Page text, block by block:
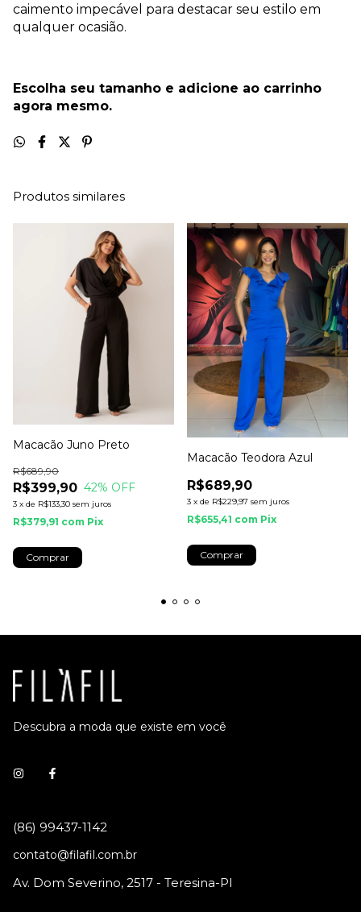
caimento impecável para destacar seu estilo em
qualquer ocasião.
Escolha seu tamanho e adicione ao carrinho
agora mesmo.
Produtos similares
Macacão Juno Preto
R$399,90
R$689,90
42% OFF
3 x de R$133,30 sem juros
R$379,91 com Pix
Comprar
Macacão Teodora Azul
R$689,90
3 x de R$229,97 sem juros
R$655,41 com Pix
Comprar
Descubra a moda que existe em você
contato@filafil.com.br